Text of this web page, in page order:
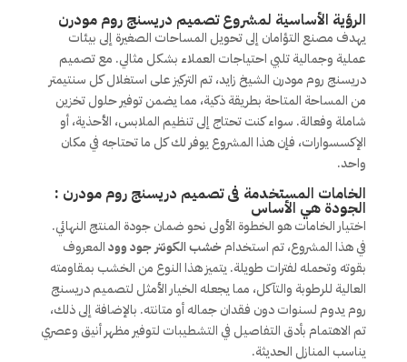
الرؤية الأساسية لمشروع تصميم دريسنج روم مودرن
يهدف مصنع التؤامان إلى تحويل المساحات الصغيرة إلى بيئات
عملية وجمالية تلبي احتياجات العملاء بشكل مثالي. مع تصميم
دريسنج روم مودرن الشيخ زايد، تم التركيز على استغلال كل سنتيمتر
من المساحة المتاحة بطريقة ذكية، مما يضمن توفير حلول تخزين
شاملة وفعالة. سواء كنت تحتاج إلى تنظيم الملابس، الأحذية، أو
الإكسسوارات، فإن هذا المشروع يوفر لك كل ما تحتاجه في مكان
واحد.
الخامات المستخدمة فى تصميم دريسنج روم مودرن :
الجودة هي الأساس
اختيار الخامات هو الخطوة الأولى نحو ضمان جودة المنتج النهائي.
في هذا المشروع، تم استخدامخشب الكونتر جود وودالمعروف
بقوته وتحمله لفترات طويلة. يتميز هذا النوع من الخشب بمقاومته
العالية للرطوبة والتآكل، مما يجعله الخيار الأمثل لتصميم دريسنج
روم يدوم لسنوات دون فقدان جماله أو متانته. بالإضافة إلى ذلك،
تم الاهتمام بأدق التفاصيل في التشطيبات لتوفير مظهر أنيق وعصري
يناسب المنازل الحديثة.